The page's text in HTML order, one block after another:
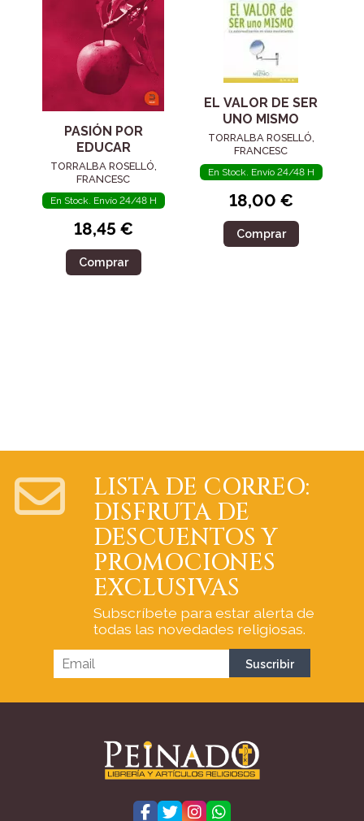
PASIÓN POR
EDUCAR
TORRALBA ROSELLÓ,
FRANCESC
En Stock. Envío 24/48 H
18,45 €
Comprar
EL VALOR DE SER
UNO MISMO
TORRALBA ROSELLÓ,
FRANCESC
En Stock. Envío 24/48 H
18,00 €
Comprar
LISTA DE CORREO:
DISFRUTA DE
DESCUENTOS Y
PROMOCIONES
EXCLUSIVAS
Subscríbete para estar alerta de
todas las novedades religiosas.